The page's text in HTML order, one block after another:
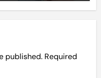
published. Required